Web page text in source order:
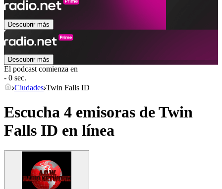
Descubrir más
Descubrir más
El podcast comienza en
- 0 sec.
Ciudades Twin Falls ID
Escucha 4 emisoras deTwin
Falls ID en línea